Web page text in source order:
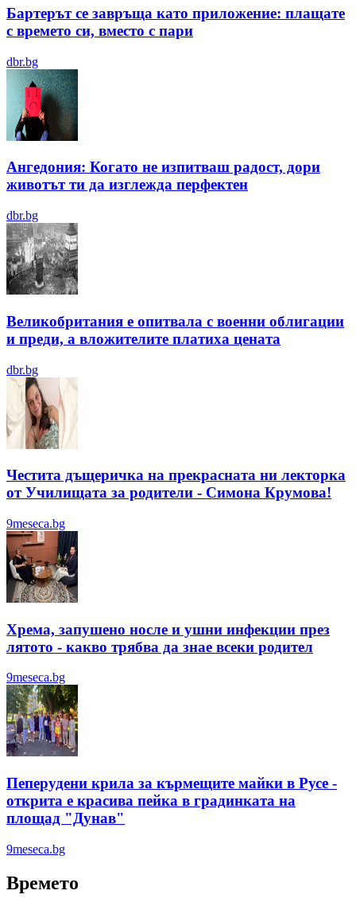
Бартерът се завръща като приложение: плащате
с времето си, вместо с пари
dbr.bg
Ангедония: Когато не изпитваш радост, дори
животът ти да изглежда перфектен
dbr.bg
Великобритания е опитвала с военни облигации
и преди, а вложителите платиха цената
dbr.bg
Честита дъщеричка на прекрасната ни лекторка
от Училищата за родители - Симона Крумова!
9meseca.bg
Хрема, запушено носле и ушни инфекции през
лятотo - какво трябва да знае всеки родител
9meseca.bg
Пеперудени крила за кърмещите майки в Русе -
открита е красива пейка в градинката на
площад "Дунав"
9meseca.bg
Времето